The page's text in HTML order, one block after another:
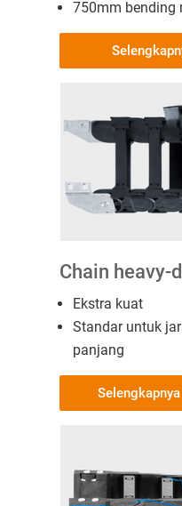
750mm bending
Chain heavy-
Ekstra kuat
Standar untuk
panjang